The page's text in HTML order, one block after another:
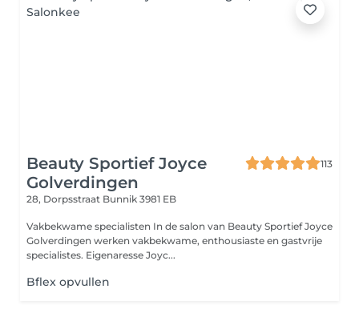
Beauty Sportief Joyce
Golverdingen
113
28, Dorpsstraat Bunnik 3981 EB
Vakbekwame specialisten In de salon van Beauty Sportief Joyce
Golverdingen werken vakbekwame, enthousiaste en gastvrije
specialistes. Eigenaresse Joyc...
Bflex opvullen